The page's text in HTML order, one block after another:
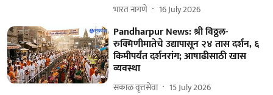
भारत नागणे 16 July 2026
Pandharpur News: श्री विठ्ठल-
रुक्मिणीमातेचे उद्यापासून २४ तास दर्शन, ६
किमीपर्यंत दर्शनरांग; आषाढीसाठी खास
व्यवस्था
सकाळ वृत्तसेवा 15 July 2026